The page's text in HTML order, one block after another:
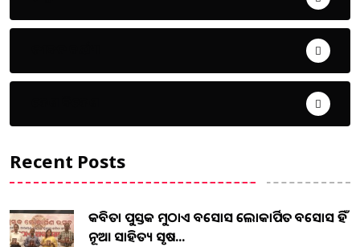
Recent Posts
କବିତା ପୁସ୍ତକ ମୁଠାଏ ଅବସୋସ ଲୋକାର୍ପିତ ଅବସୋସ ହିଁ
ନୂଆ ସାହିତ୍ୟ ସୃଷ...